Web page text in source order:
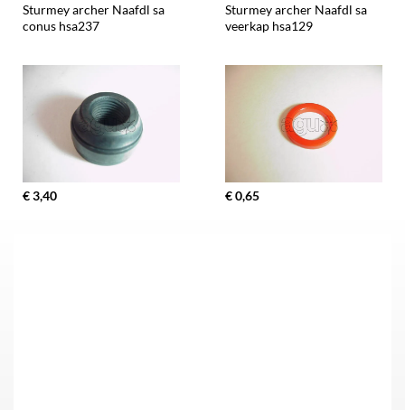
Sturmey archer Naafdl sa
conus hsa237
€ 3,40
Sturmey archer Naafdl sa
veerkap hsa129
€ 0,65